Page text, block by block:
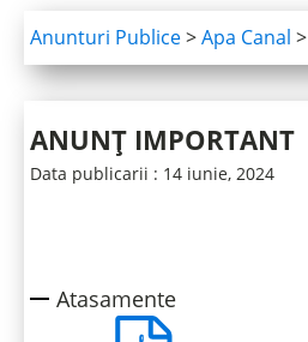
Anunturi Publice>Apa Canal >
ANUNȚ IMPORTANT
Data publicarii : 14 iunie, 2024
Atasamente